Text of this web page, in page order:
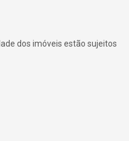
dos imóveis estão sujeitos